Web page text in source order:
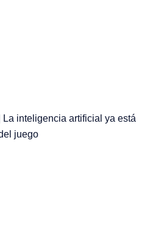
inteligencia artificial ya está
juego